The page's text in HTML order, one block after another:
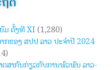
ມ ຄັ້ງທີ XI (1,280)
ຂອງ ສປປ ລາວ ປະຈຳປີ 2024
ດສາກົນກ່ຽວກັບການພົວພັນ ລາວ-